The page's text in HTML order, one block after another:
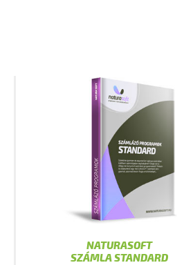
NATURASOFT
SZÁMLA STANDARD